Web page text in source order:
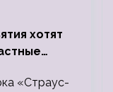
хотят
«Страус-